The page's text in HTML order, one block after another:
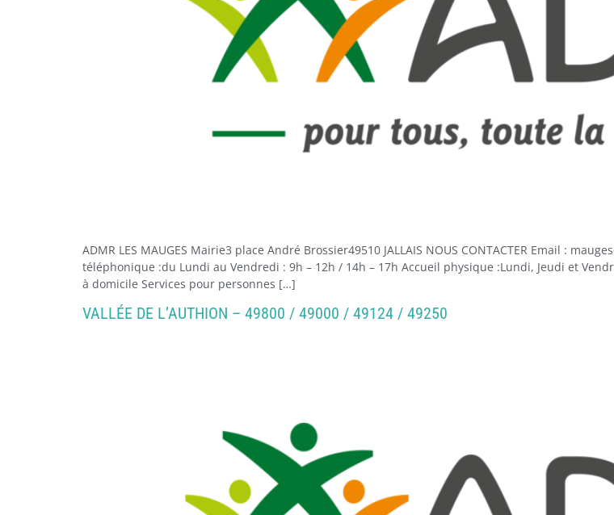
ADMR LES MAUGES Mairie3 place André Brossier49510 JALLAIS NOUS CONTACTER Email :
téléphonique :du Lundi au Vendredi : 9h – 12h / 14h – 17h Accueil physique :Lundi, Jeudi et
à domicile Services pour personnes […]
VALLÉE DE L’AUTHION – 49800 / 49000 / 49124 / 49250